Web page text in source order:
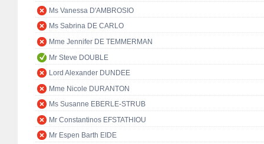
Ms Vanessa D'AMBROSIO
Ms Sabrina DE CARLO
Mme Jennifer DE TEMMERMAN
Mr Steve DOUBLE
Lord Alexander DUNDEE
Mme Nicole DURANTON
Ms Susanne EBERLE-STRUB
Mr Constantinos EFSTATHIOU
Mr Espen Barth EIDE